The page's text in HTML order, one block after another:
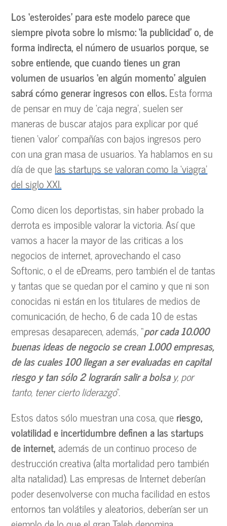
Los ‘esteroides’ para este modelo parece que
siempre pivota sobre lo mismo: ‘la publicidad’ o, de
forma indirecta, el número de usuarios porque, se
sobre entiende, que cuando tienes un gran
volumen de usuarios ‘en algún momento’ alguien
sabrá cómo generar ingresos con ellos.Esta forma
de pensar en muy de ‘caja negra’, suelen ser
maneras de buscar atajos para explicar por qué
tienen ‘valor’ compañías con bajos ingresos pero
con una gran masa de usuarios. Ya hablamos en su
día de quelas startups se valoran como la ‘viagra’
del siglo XXI.
Como dicen los deportistas, sin haber probado la
derrota es imposible valorar la victoria. Así que
vamos a hacer la mayor de las criticas a los
negocios de internet, aprovechando el caso
Softonic, o el de eDreams, pero también el de tantas
y tantas que se quedan por el camino y que ni son
conocidas ni están en los titulares de medios de
comunicación, de hecho, 6 de cada 10 de estas
empresas desaparecen, además, “por cada 10.000
buenas ideas de negocio se crean 1.000 empresas,
de las cuales 100 llegan a ser evaluadas en capital
riesgo y tan sólo 2 lograrán salir a bolsay, por
tanto, tener cierto liderazgo”.
Estos datos sólo muestran una cosa, queriesgo,
volatilidad e incertidumbre definen a las startups
de internet,además de un continuo proceso de
destrucción creativa (alta mortalidad pero también
alta natalidad). Las empresas de Internet deberían
poder desenvolverse con mucha facilidad en estos
entornos tan volátiles y aleatorios, deberían ser un